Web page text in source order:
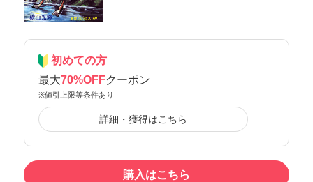
初めての方
最大70%OFFクーポン
※値引上限等条件あり
詳細・獲得はこちら
購入はこちら